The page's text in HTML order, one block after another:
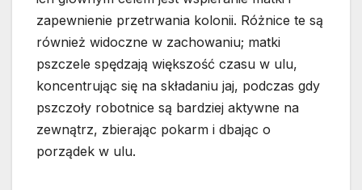
zapewnienie przetrwania kolonii. Różnice te są
również widoczne w zachowaniu; matki
pszczele spędzają większość czasu w ulu,
koncentrując się na składaniu jaj, podczas gdy
pszczoły robotnice są bardziej aktywne na
zewnątrz, zbierając pokarm i dbając o
porządek w ulu.